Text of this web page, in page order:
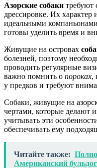
Азорские собаки требуют
дрессировке. Их характер
идеальными
готовы уделить время и
Живущие на островах
болезней, поэтому
проводить регулярные
важно помнить о пороках,
у предков и требуют
Собаки, живущие на
чертами, которые
учитывать эти
обеспечивать ему
Читайте также:
Американский бульдог